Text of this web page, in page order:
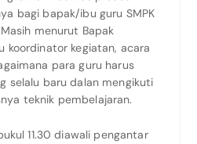
bagi bapak/ibu guru SMPK
menurut Bapak
koordinator kegiatan, acara
para guru harus
selalu baru dalan mengikuti
teknik pembelajaran.
11.30 diawali pengantar